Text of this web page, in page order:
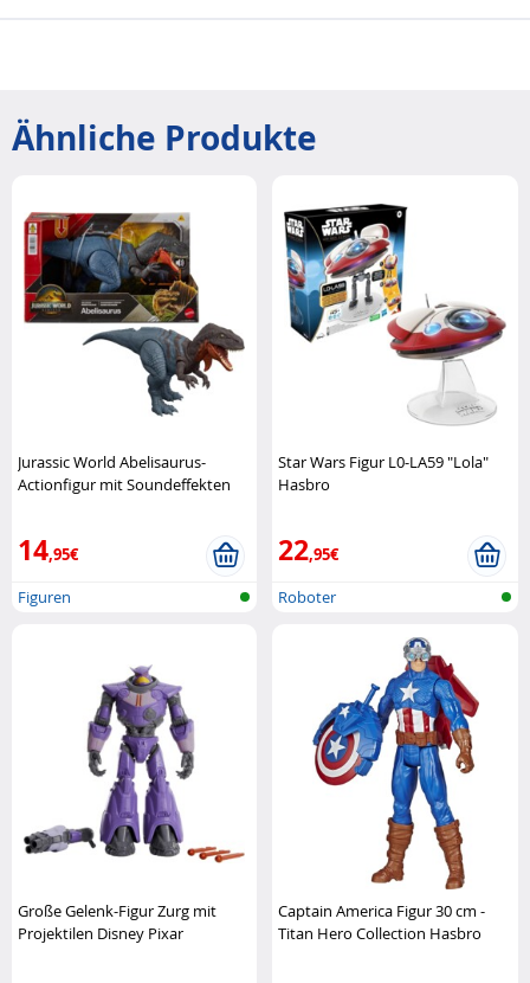
Ähnliche Produkte
Jurassic World Abelisaurus-
Actionfigur mit Soundeffekten
14,95€
Figuren
Star Wars Figur L0-LA59 "Lola"
Hasbro
22,95€
Roboter
Große Gelenk-Figur Zurg mit
Projektilen Disney Pixar
Captain America Figur 30 cm -
Titan Hero Collection Hasbro